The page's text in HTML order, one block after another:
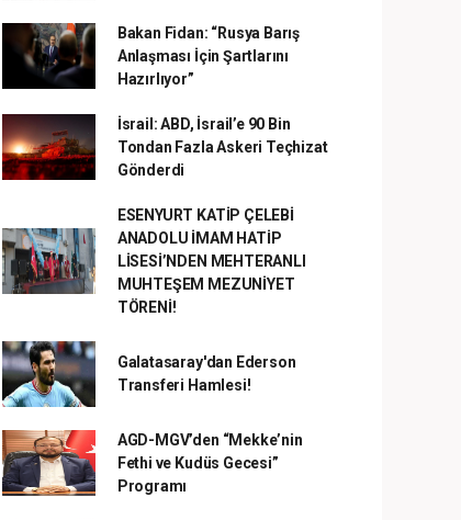
Bakan Fidan: “Rusya Barış
Anlaşması İçin Şartlarını
Hazırlıyor”
İsrail: ABD, İsrail’e 90 Bin
Tondan Fazla Askeri Teçhizat
Gönderdi
ESENYURT KATİP ÇELEBİ
ANADOLU İMAM HATİP
LİSESİ’NDEN MEHTERANLI
MUHTEŞEM MEZUNİYET
TÖRENİ!
Galatasaray'dan Ederson
Transferi Hamlesi!
AGD-MGV’den “Mekke’nin
Fethi ve Kudüs Gecesi”
Programı